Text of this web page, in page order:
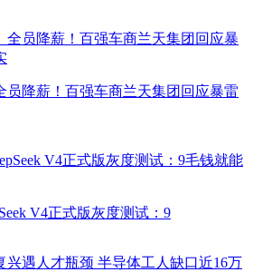
员降薪！百强车商兰天集团回应暴雷
V4正式版灰度测试：9